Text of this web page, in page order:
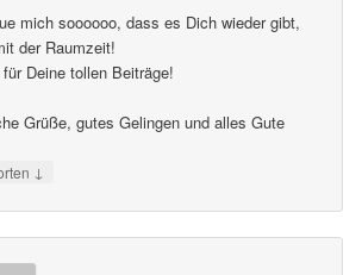
mich soooooo, dass es Dich wieder gibt,
der Raumzeit!
Deine tollen Beiträge!
Grüße, gutes Gelingen und alles Gute
↓